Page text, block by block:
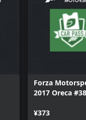
Forza
2017 Oreca
07
¥373